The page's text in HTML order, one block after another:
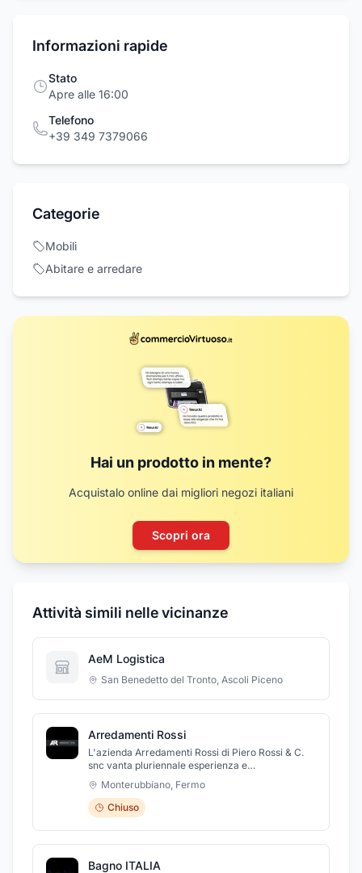
Informazioni rapide
Stato
Apre alle 16:00
Telefono
+39 349 7379066
Categorie
Mobili
Abitare e arredare
Hai un prodotto in mente?
Acquistalo online dai migliori negozi italiani
Scopri ora
Attività simili nelle vicinanze
AeM Logistica
San Benedetto del Tronto, Ascoli Piceno
Arredamenti Rossi
L'azienda Arredamenti Rossi di Piero Rossi & C.
snc vanta pluriennale esperienza e
professionalità nel settore del commercio al
dettaglio di mobili per rendere ancora più unica e
confortevole la vostra abitazione. Propone alla
propria clientela un vastissimo assortimento di
soluzioni d’arredo, sia classici che moderni o di
design per soddisfare ogni esigenza abitativa. Al
mercato possa offrire: mobili per zona giorno e
Monterubbiano, Fermo
Chiuso
Bagno ITALIA